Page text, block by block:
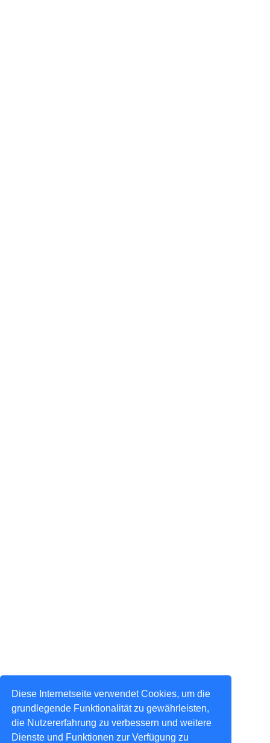
Diese Internetseite verwendet Cookies, um die
grundlegende Funktionalität zu gewährleisten,
die Nutzererfahrung zu verbessern und weitere
Dienste und Funktionen zur Verfügung zu